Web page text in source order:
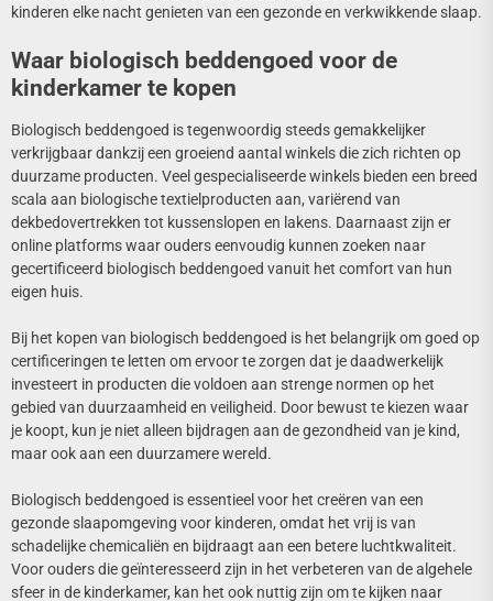
kinderen elke nacht genieten van een gezonde en verkwikkende slaap.
Waar biologisch beddengoed voor de
kinderkamer te kopen
Biologisch beddengoed is tegenwoordig steeds gemakkelijker
verkrijgbaar dankzij een groeiend aantal winkels die zich richten op
duurzame producten. Veel gespecialiseerde winkels bieden een breed
scala aan biologische textielproducten aan, variërend van
dekbedovertrekken tot kussenslopen en lakens. Daarnaast zijn er
online platforms waar ouders eenvoudig kunnen zoeken naar
gecertificeerd biologisch beddengoed vanuit het comfort van hun
eigen huis.
Bij het kopen van biologisch beddengoed is het belangrijk om goed op
certificeringen te letten om ervoor te zorgen dat je daadwerkelijk
investeert in producten die voldoen aan strenge normen op het
gebied van duurzaamheid en veiligheid. Door bewust te kiezen waar
je koopt, kun je niet alleen bijdragen aan de gezondheid van je kind,
maar ook aan een duurzamere wereld.
Biologisch beddengoed is essentieel voor het creëren van een
gezonde slaapomgeving voor kinderen, omdat het vrij is van
schadelijke chemicaliën en bijdraagt aan een betere luchtkwaliteit.
Voor ouders die geïnteresseerd zijn in het verbeteren van de algehele
sfeer in de kinderkamer, kan het ook nuttig zijn om te kijken naar